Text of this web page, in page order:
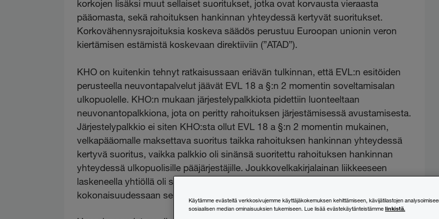
korkojen lisäksi muut sellaiset suoritukset, jotka ovat korvausta vieraasta
pääomasta, sekä rahoituksen hankinnan yhteydessä kertyvät suoritukset.
Korkovähennysrajoituksia koskeva säädös perustuu Euroopan unionin veron
kiertämisen estämistä koskevaan direktiiviin (”ATAD”).
KHO on kuitenkin tehnyt ratkaisussaan eriävän tulkinnan, että EVL:n esitöiden
perusteella neuvontapalvelut jäävät EVL 18 a §:n 2 momentin soveltamisalan
ulkopuolelle. KHO:n mukaan järjestelypalkkiota pidettiin luonteeltaan
neuvonantopalkkiona, jota on peritty rahoituksen järjestämisessä avustamisesta.
Järjestelypalkkio ei siten KHO:sta ollut EVL 18 a §:n 2 momentin mukainen,
velkapääomalle maksettava suoritus taikka rahoituksen hankinnan yhteydessä
kertyvä suoritus, vaikka palkkio oli sinänsä suoritettu rahoituksen hankinnan
yhteydessä ulkopuolisille pääjärjestäjille. Joukkovelkakirjalainan liikkeeseen
laskeneella yhtiöllä oli siten oikeus vähentää järjestelypalkkio
kokonaisuudessaan sen verotuksessa.Käytämme evästeitä verkkosivujemme käyttäjäkokemuksen kehittämiseen, kävijätilastojen
sosiaalisen median ominaisuuksien tukemiseen. Lue lisää evästekäytänteistämme linkistä.